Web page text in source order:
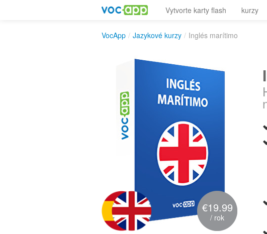
Vytvorte karty flash kurzy
VocApp / Jazykové kurzy / Inglés marítimo
€19.99
/ rok